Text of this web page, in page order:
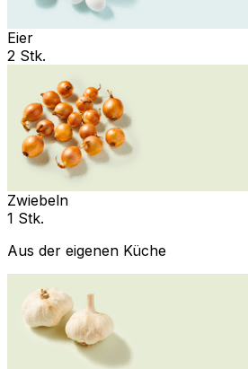
Eier
2 Stk.
Zwiebeln
1 Stk.
Aus der eigenen Küche